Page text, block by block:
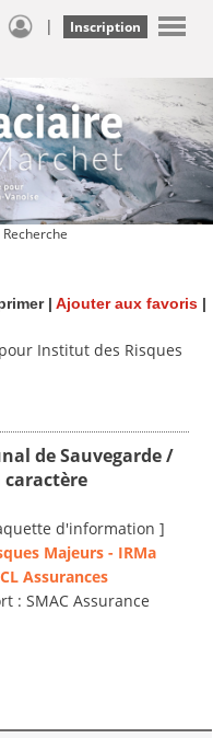
| Inscription
Recherche
| Ajouter aux favoris |
pour Institut des Risques
de Sauvegarde /
d'information ]
Majeurs - IRMa
Assurances
: SMAC Assurance